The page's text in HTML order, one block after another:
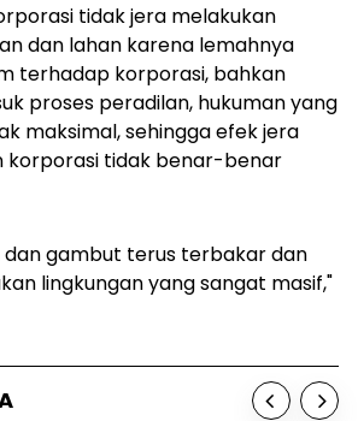
tidak jera melakukan
dan lahan karena lemahnya
terhadap korporasi, bahkan
proses peradilan, hukuman yang
maksimal, sehingga efek jera
korporasi tidak benar-benar
gambut terus terbakar dan
lingkungan yang sangat masif,"